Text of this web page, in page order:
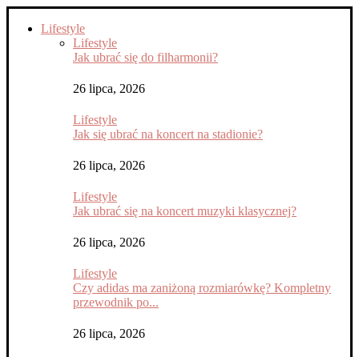
Lifestyle
Lifestyle
Jak ubrać się do filharmonii?
26 lipca, 2026
Lifestyle
Jak się ubrać na koncert na stadionie?
26 lipca, 2026
Lifestyle
Jak ubrać się na koncert muzyki klasycznej?
26 lipca, 2026
Lifestyle
Czy adidas ma zaniżoną rozmiarówkę? Kompletny
przewodnik po...
26 lipca, 2026